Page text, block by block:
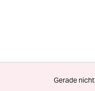
Gerade nicht